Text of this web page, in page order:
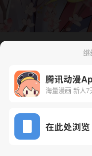
继
腾讯动漫
海量漫画 新人7
在此处浏览